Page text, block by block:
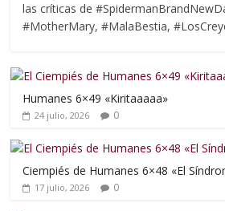
las críticas de
#MotherMary, #MalaBestia,
Humanes 6×49 «Kiritaaaaa»
24 julio, 2026 0
Ciempiés de Humanes 6×48 «El
17 julio, 2026 0